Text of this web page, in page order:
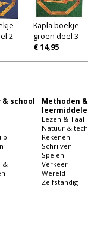
2
Kapla boekje
groen deel 3
€ 14,95
school
&
Methoden &
Lezen & Taal
Natuur &
Rekenen
Schrijven
Spelen
Verkeer
Wereld
Zelfstandig